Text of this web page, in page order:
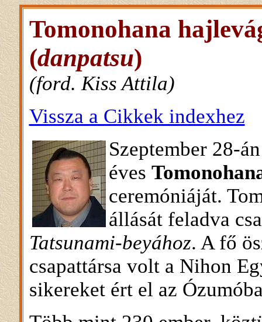
Tomonohana
(danpatsu)
(ford. Kiss Attila)
Vissza a Cikkek indexhez
Szeptember 28-
éves
ceremóniáját.
állását feladva
Tatsunami-beyához. A fő
csapattársa volt a Nihon
sikereket ért el az